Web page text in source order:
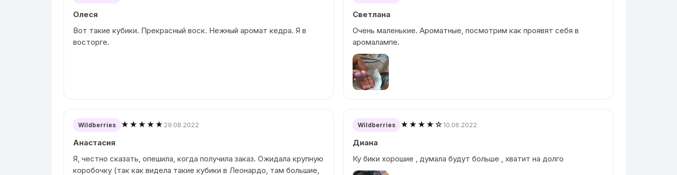
Олеся
Вот такие кубики. Прекрасный воск. Нежный аромат кедра. Я в
восторге.
Светлана
Очень маленькие. Ароматные, посмотрим как проявят себя в
аромалампе.
Wildberries ★★★★★ 29.08.2022
Анастасия
Я, честно сказать, опешила, когда получила заказ. Ожидала крупную
коробочку (так как видела такие кубики в Леонардо, там большие,
Wildberries ★★★★☆10.06.2022
Диана
Ку бики хорошие , думала будут больше , хватит на долго